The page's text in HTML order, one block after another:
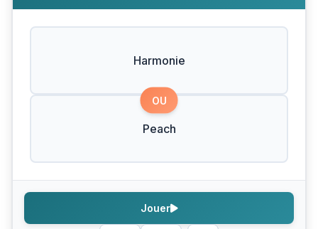
Harmonie
OU
Peach
Jouer